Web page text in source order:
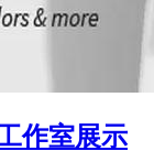
作室展示